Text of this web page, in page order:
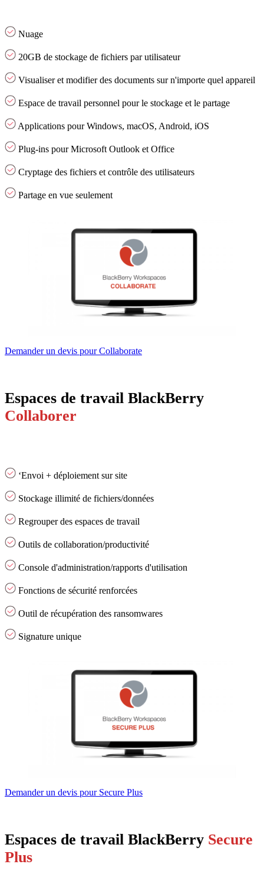
Nuage
20GB de stockage de fichiers par utilisateur
Visualiser et modifier des documents sur n'importe quel appareil
Espace de travail personnel pour le stockage et le partage
Applications pour Windows, macOS, Android, iOS
Plug-ins pour Microsoft Outlook et Office
Cryptage des fichiers et contrôle des utilisateurs
Partage en vue seulement
Demander un devis pour Collaborate
Espaces de travail BlackBerry
Collaborer
‘Envoi + déploiement sur site
Stockage illimité de fichiers/données
Regrouper des espaces de travail
Outils de collaboration/productivité
Console d'administration/rapports d'utilisation
Fonctions de sécurité renforcées
Outil de récupération des ransomwares
Signature unique
Demander un devis pour Secure Plus
Espaces de travail BlackBerry Secure
Plus